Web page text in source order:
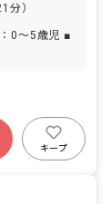
分）
キープ